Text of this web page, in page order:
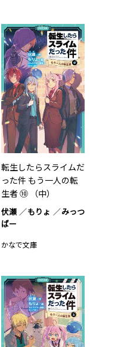
転生したらスライムだ
った件 もう一人の転
生者 ⑩ （中）
伏瀬 もりょ
みっつ
ばー
かなで文庫